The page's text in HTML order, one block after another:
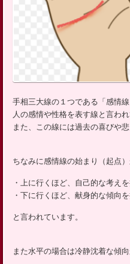
手相三大線の１つである「感情線
人の感情や性格を表す線と言われ
また、この線には過去の喜びや
ちなみに感情線の始まり（起点）
・上に行くほど、自己的な考え
・下に行くほど、献身的な傾向
と言われています。
また水平の場合は冷静沈着な傾